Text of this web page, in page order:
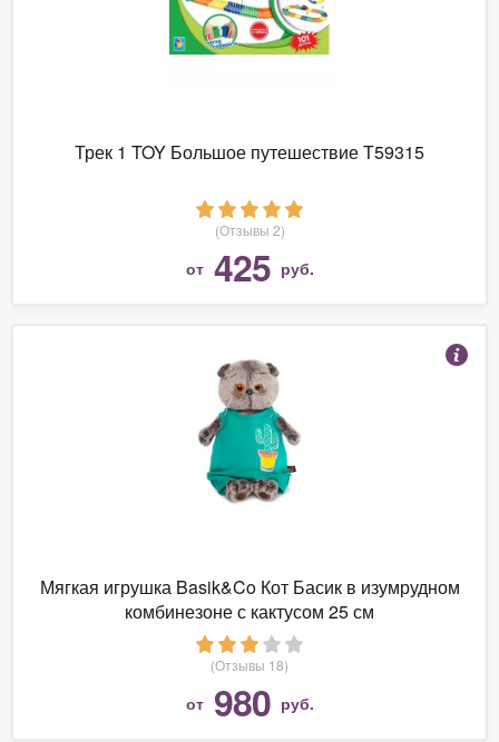
Трек 1 TOY Большое путешествие Т59315
(Отзывы 2)
от 425 руб.
Мягкая игрушка Basik&Co Кот Басик в изумрудном
комбинезоне с кактусом 25 см
(Отзывы 18)
от 980 руб.